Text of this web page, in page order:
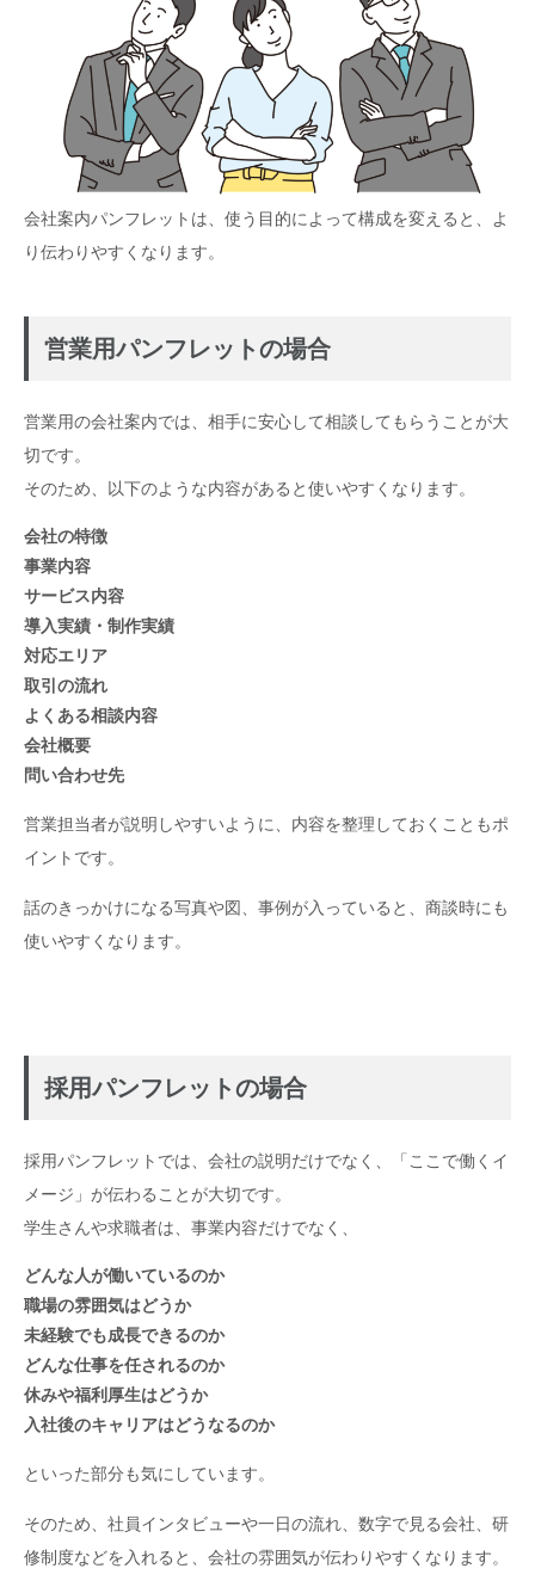
会社案内パンフレットは、使う目的によって構成を変えると、よ
り伝わりやすくなります。
営業用パンフレットの場合
営業用の会社案内では、相手に安心して相談してもらうことが大
切です。
そのため、以下のような内容があると使いやすくなります。
会社の特徴
事業内容
サービス内容
導入実績・制作実績
対応エリア
取引の流れ
よくある相談内容
会社概要
問い合わせ先
営業担当者が説明しやすいように、内容を整理しておくこともポ
イントです。
話のきっかけになる写真や図、事例が入っていると、商談時にも
使いやすくなります。
採用パンフレットの場合
採用パンフレットでは、会社の説明だけでなく、「ここで働くイ
メージ」が伝わることが大切です。
学生さんや求職者は、事業内容だけでなく、
どんな人が働いているのか
職場の雰囲気はどうか
未経験でも成長できるのか
どんな仕事を任されるのか
休みや福利厚生はどうか
入社後のキャリアはどうなるのか
といった部分も気にしています。
そのため、社員インタビューや一日の流れ、数字で見る会社、研
修制度などを入れると、会社の雰囲気が伝わりやすくなります。